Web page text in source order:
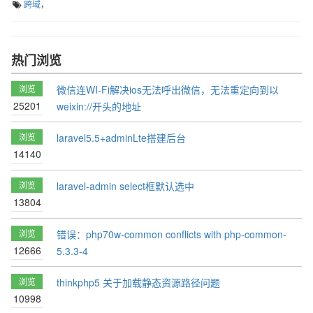
跨域，
热门浏览
浏览
25201
微信连WI-Fi解决ios无法呼出微信，无法重定向到以
weixin://开头的地址
浏览
14140
laravel5.5+adminLte搭建后台
浏览
13804
laravel-admin select框默认选中
浏览
12666
错误：php70w-common conflicts with php-common-
5.3.3-4
浏览
10998
thinkphp5 关于加载静态资源路径问题